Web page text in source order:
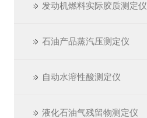
发动机燃料实际胶质测定仪
石油产品蒸汽压测定仪
自动水溶性酸测定仪
液化石油气残留物测定仪